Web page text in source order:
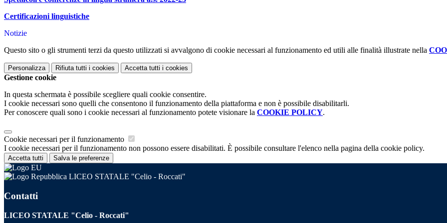
Certificazioni linguistiche
Notizie
Questo sito o gli strumenti terzi da questo utilizzati si avvalgono di cookie necessari al funzionamento ed utili alle finalità illustrate nella
Personalizza Rifiuta tutti i cookies Accetta tutti i cookies
Gestione cookie
In questa schermata è possibile scegliere quali cookie consentire.
I cookie necessari sono quelli che consentono il funzionamento della piattaforma e non è possibile disabilitarli.
Per conoscere quali sono i cookie necessari al funzionamento potete visionare la COOKIE POLICY.
Cookie necessari per il funzionamento
I cookie necessari per il funzionamento non possono essere disabilitati. È possibile consultare l'elenco nella pagina della cookie policy.
Accetta tutti Salva le preferenze
LICEO STATALE "Celio - Roccati"
Contatti
LICEO STATALE "Celio - Roccati"